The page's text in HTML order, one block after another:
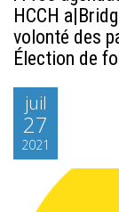
HCCH
volonté des
Élection de
juil
27
2021